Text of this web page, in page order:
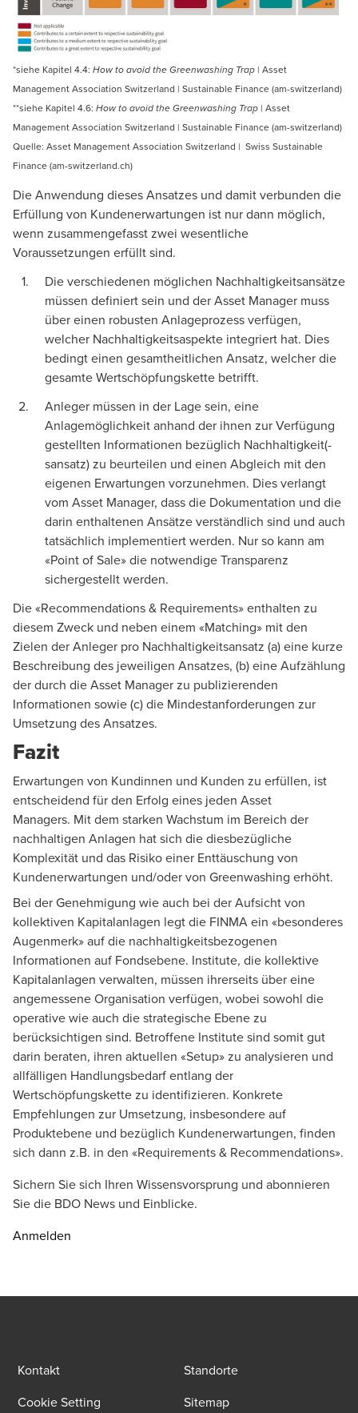
*siehe Kapitel 4.4: How to avoid the Greenwashing Trap | Asset
Management Association Switzerland | Sustainable Finance (am-switzerland)
**siehe Kapitel 4.6: How to avoid the Greenwashing Trap | Asset
Management Association Switzerland | Sustainable Finance (am-switzerland)
Quelle: Asset Management Association Switzerland | Swiss Sustainable
Finance (am-switzerland.ch)
Die Anwendung dieses Ansatzes und damit verbunden die
Erfüllung von Kundenerwartungen ist nur dann möglich,
wenn zusammengefasst zwei wesentliche
Voraussetzungen erfüllt sind.
Die verschiedenen möglichen Nachhaltigkeitsansätze
müssen definiert sein und der Asset Manager muss
über einen robusten Anlageprozess verfügen,
welcher Nachhaltigkeitsaspekte integriert hat. Dies
bedingt einen gesamtheitlichen Ansatz, welcher die
gesamte Wertschöpfungskette betrifft.
Anleger müssen in der Lage sein, eine
Anlagemöglichkeit anhand der ihnen zur Verfügung
gestellten Informationen bezüglich Nachhaltigkeit(-
sansatz) zu beurteilen und einen Abgleich mit den
eigenen Erwartungen vorzunehmen. Dies verlangt
vom Asset Manager, dass die Dokumentation und die
darin enthaltenen Ansätze verständlich sind und auch
tatsächlich implementiert werden. Nur so kann am
«Point of Sale» die notwendige Transparenz
sichergestellt werden.
Die «Recommendations & Requirements» enthalten zu
diesem Zweck und neben einem «Matching» mit den
Zielen der Anleger pro Nachhaltigkeitsansatz (a) eine kurze
Beschreibung des jeweiligen Ansatzes, (b) eine Aufzählung
der durch die Asset Manager zu publizierenden
Informationen sowie (c) die Mindestanforderungen zur
Umsetzung des Ansatzes.
Fazit
Erwartungen von Kundinnen und Kunden zu erfüllen, ist
entscheidend für den Erfolg eines jeden Asset
Managers. Mit dem starken Wachstum im Bereich der
nachhaltigen Anlagen hat sich die diesbezügliche
Komplexität und das Risiko einer Enttäuschung von
Kundenerwartungen und/oder von Greenwashing erhöht.
Bei der Genehmigung wie auch bei der Aufsicht von
kollektiven Kapitalanlagen legt die FINMA ein «besonderes
Augenmerk» auf die nachhaltigkeitsbezogenen
Informationen auf Fondsebene. Institute, die kollektive
Kapitalanlagen verwalten, müssen ihrerseits über eine
angemessene Organisation verfügen, wobei sowohl die
operative wie auch die strategische Ebene zu
berücksichtigen sind. Betroffene Institute sind somit gut
darin beraten, ihren aktuellen «Setup» zu analysieren und
allfälligen Handlungsbedarf entlang der
Wertschöpfungskette zu identifizieren. Konkrete
Empfehlungen zur Umsetzung, insbesondere auf
Produktebene und bezüglich Kundenerwartungen, finden
sich dann z.B. in den «Requirements & Recommendations».
Sichern Sie sich Ihren Wissensvorsprung und abonnieren
Sie die BDO News und Einblicke.
Anmelden
Kontakt
Standorte
Cookie Setting
Sitemap